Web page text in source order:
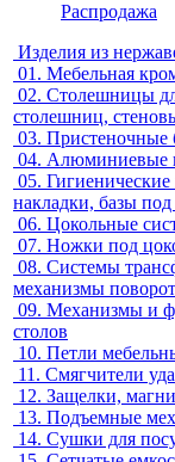
Распродажа
Изделия из
01. Мебельная
02. Столешницы
столешниц,
03. Пристеночные
04. Алюминиевые
05.
накладки, базы
06. Цокольные
07. Ножки под
08. Системы
механизмы
09. Механизмы и
столов
10. Петли
11. Смягчители
12. Защелки,
13. Подъемные
14. Сушки для